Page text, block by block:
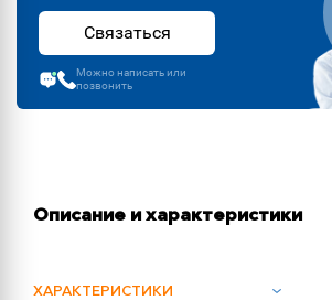
Связаться
Можно написать или
позвонить
Описание и характеристики
ХАРАКТЕРИСТИКИ